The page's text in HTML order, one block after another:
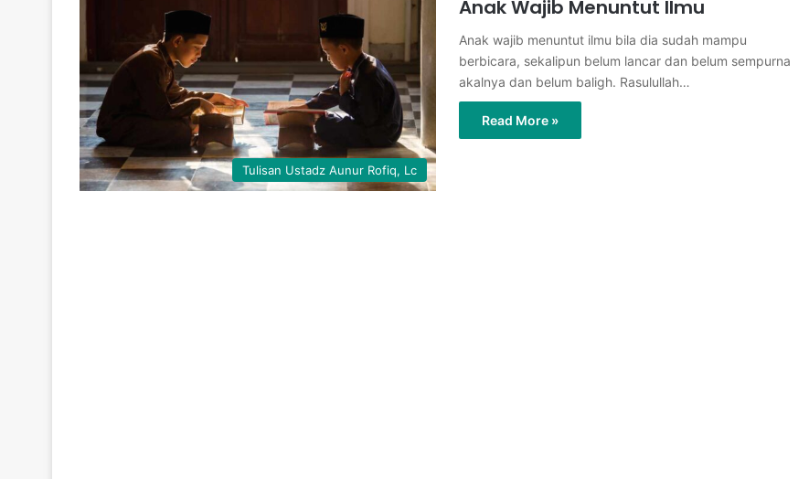
Tulisan Ustadz Aunur Rofiq, Lc
Anak Wajib Menuntut Ilmu
Anak wajib menuntut ilmu bila dia sudah mampu
berbicara, sekalipun belum lancar dan belum sempurna
akalnya dan belum baligh. Rasulullah…
Read More »